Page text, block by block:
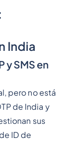
India
y SMS en
pero no está
de India y
sus
ID de